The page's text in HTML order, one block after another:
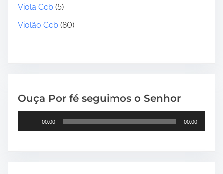
Viola Ccb (5)
Violão Ccb (80)
Ouça Por fé seguimos o Senhor
00:00 00:00